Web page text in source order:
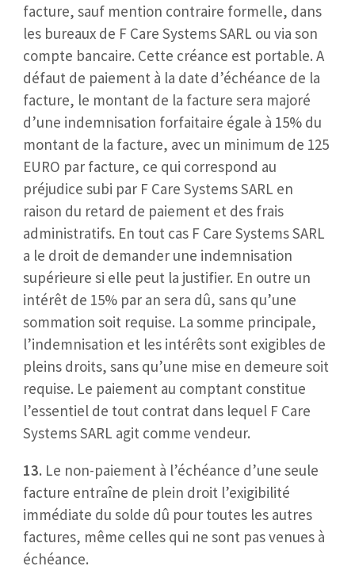
facture, sauf mention contraire formelle, dans
les bureaux de F Care Systems SARL ou via son
compte bancaire. Cette créance est portable. A
défaut de paiement à la date d’échéance de la
facture, le montant de la facture sera majoré
d’une indemnisation forfaitaire égale à 15% du
montant de la facture, avec un minimum de 125
EURO par facture, ce qui correspond au
préjudice subi par F Care Systems SARL en
raison du retard de paiement et des frais
administratifs. En tout cas F Care Systems SARL
a le droit de demander une indemnisation
supérieure si elle peut la justifier. En outre un
intérêt de 15% par an sera dû, sans qu’une
sommation soit requise. La somme principale,
l’indemnisation et les intérêts sont exigibles de
pleins droits, sans qu’une mise en demeure soit
requise. Le paiement au comptant constitue
l’essentiel de tout contrat dans lequel F Care
Systems SARL agit comme vendeur.
13.Le non-paiement à l’échéance d’une seule
facture entraîne de plein droit l’exigibilité
immédiate du solde dû pour toutes les autres
factures, même celles qui ne sont pas venues à
échéance.